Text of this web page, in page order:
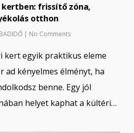
frissítő zóna,
otthon
| No Comments
kert egyik praktikus eleme
ad kényelmes élményt, ha
benne. Egy jól
helyet kaphat a kültéri…